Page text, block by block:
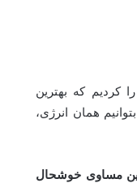
کردیم که بهترین
همان انرژی،
همه از این مساوی خوشحال